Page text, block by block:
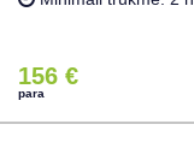
156 €
para